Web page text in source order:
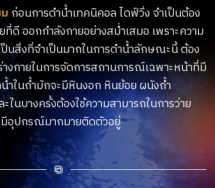
ก่อนการดำน้ำเทคนิคอล ไดฟ์วิ่ง จำเป็นต้อง
ดี ออกกำลังกายอย่างสม่ำเสมอ เพราะความ
ป็นสิ่งที่จำเป็นมากในการดำน้ำลักษณะนี้ ต้อง
างกายในการจัดการสถานการณ์เฉพาะหน้าที่มี
น้ำในถ้ำมักจะมีหินงอก หินย้อย ผนังถ้ำ
ในบางครั้งต้องใช้ความสามารถในการว่าย
อุปกรณ์มากมายติดตัวอยู่